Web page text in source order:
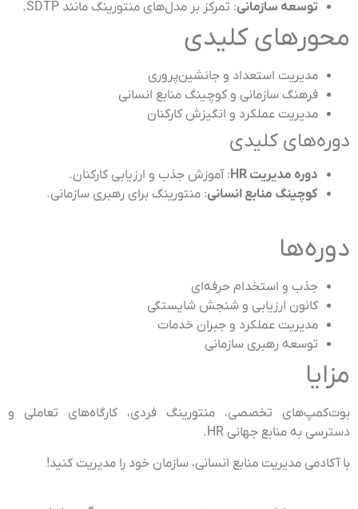
توسعه سازمانی: تمرکز بر مدل‌های منتورینگ مانند SDTP.
محورهای کلیدی
مدیریت استعداد و جانشین‌پروری
فرهنگ سازمانی و کوچینگ منابع انسانی
مدیریت عملکرد و انگیزش کارکنان
دوره‌های کلیدی
دوره مدیریت HR
: آموزش جذب و ارزیابی کارکنان.
کوچینگ منابع انسانی: منتورینگ برای رهبری سازمانی.
دوره‌ها
جذب و استخدام حرفه‌ای
کانون ارزیابی و شنجش شایستگی
مدیریت عملکرد و جبران خدمات
توسعه رهبری سازمانی
مزایا
بوت‌کمپ‌های تخصصی، منتورینگ فردی، کارگاه‌های تعاملی و
دسترسی به منابع جهانی HR.
با آکادمی مدیریت منابع انسانی، سازمان خود را مدیریت کنید!